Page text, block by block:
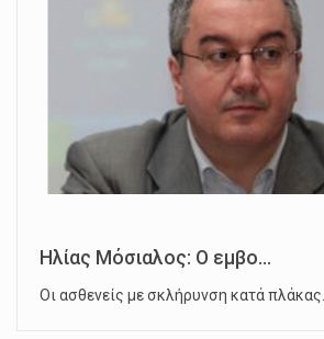
Ηλίας Μόσιαλος: Ο εμβο...
Οι ασθενείς με σκλήρυνση κατά πλάκας…